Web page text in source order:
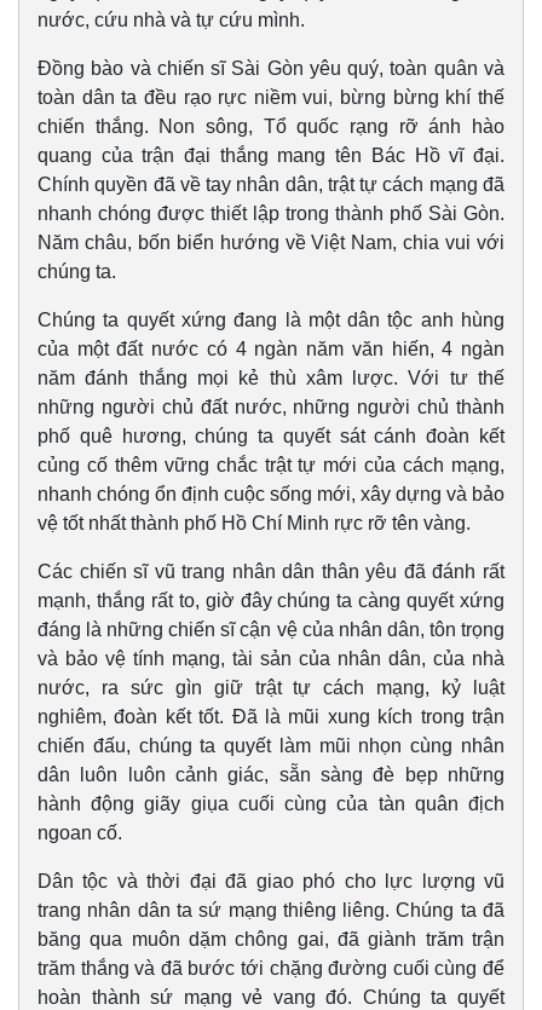
Văn hóa
Sân khấu - Điện ảnh
Văn học
Di sản
Giải trí
Nghệ sĩ
Thời trang
Sao Việt
nước, cứu nhà và tự cứu mình.
Đồng bào và chiến sĩ Sài Gòn yêu quý, toàn quân và
toàn dân ta đều rạo rực niềm vui, bừng bừng khí thế
chiến thắng. Non sông, Tổ quốc rạng rỡ ánh hào
quang của trận đại thắng mang tên Bác Hồ vĩ đại.
Chính quyền đã về tay nhân dân, trật tự cách mạng đã
nhanh chóng được thiết lập trong thành phố Sài Gòn.
Năm châu, bốn biển hướng về Việt Nam, chia vui với
chúng ta.
Chúng ta quyết xứng đang là một dân tộc anh hùng
của một đất nước có 4 ngàn năm văn hiến, 4 ngàn
năm đánh thắng mọi kẻ thù xâm lược. Với tư thế
những người chủ đất nước, những người chủ thành
phố quê hương, chúng ta quyết sát cánh đoàn kết
củng cố thêm vững chắc trật tự mới của cách mạng,
nhanh chóng ổn định cuộc sống mới, xây dựng và bảo
vệ tốt nhất thành phố Hồ Chí Minh rực rỡ tên vàng.
Các chiến sĩ vũ trang nhân dân thân yêu đã đánh rất
mạnh, thắng rất to, giờ đây chúng ta càng quyết xứng
đáng là những chiến sĩ cận vệ của nhân dân, tôn trọng
và bảo vệ tính mạng, tài sản của nhân dân, của nhà
nước, ra sức gìn giữ trật tự cách mạng, kỷ luật
nghiêm, đoàn kết tốt. Đã là mũi xung kích trong trận
chiến đấu, chúng ta quyết làm mũi nhọn cùng nhân
dân luôn luôn cảnh giác, sẵn sàng đè bẹp những
hành động giãy giụa cuối cùng của tàn quân địch
ngoan cố.
Dân tộc và thời đại đã giao phó cho lực lượng vũ
trang nhân dân ta sứ mạng thiêng liêng. Chúng ta đã
băng qua muôn dặm chông gai, đã giành trăm trận
trăm thắng và đã bước tới chặng đường cuối cùng để
hoàn thành sứ mạng vẻ vang đó. Chúng ta quyết